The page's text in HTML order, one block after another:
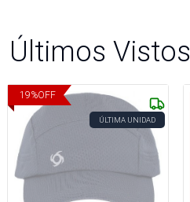
Últimos Vistos
19%OFF
ÚLTIMA UNIDAD